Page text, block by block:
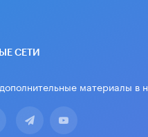
СЕТИ
материалы в